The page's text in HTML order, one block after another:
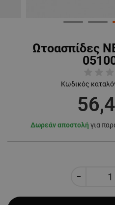
Ωτοασπίδες
Κωδικός
Δωρεάν αποστολή για